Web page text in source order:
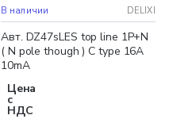
В наличии DELIXI
Авт. DZ47sLES top line 1P+N
( N pole though ) C type 16A
10mA
Цена
с
НДС